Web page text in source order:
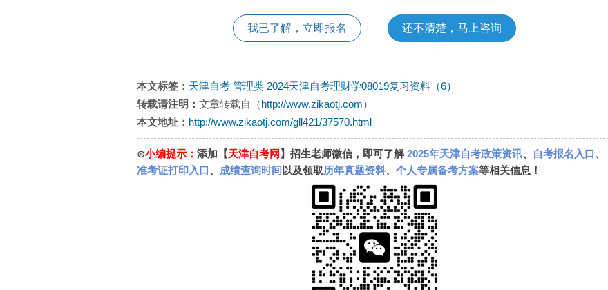
我已了解，立即报名 还不清楚，马上咨询
本文标签： 天津自考 管理类 2024天津自考理财学08019复习资料（6）
转载请注明： 文章转载自（http://www.zikaotj.com）
本文地址： http://www.zikaotj.com/gll421/37570.html
⊙小编提示： 添加【天津自考网 】招生老师微信，即可了解2025年天津自考政策资讯、 自考报名入口、
准考证打印入口、 成绩查询时间 以及领取历年真题资料、 个人专属备考方案等相关信息！